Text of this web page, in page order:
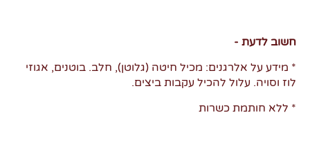
חשוב לדעת -
* מידע על אלרגנים: מכיל חיטה (גלוטן), חלב. בוטנים, אגוזי
לוז וסויה. עלול להכיל עקבות ביצים.
* ללא חותמת כשרות